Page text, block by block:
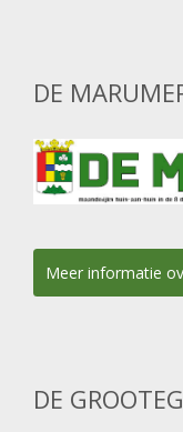
DE
Meer informatie
DE